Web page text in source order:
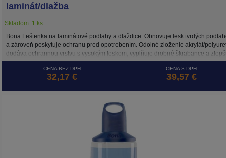
laminát/dlažba
Skladom: 1 ks
Bona Leštenka na laminátové podlahy a dlaždice. Obnovuje lesk tvrdých
a zároveň poskytuje ochranu pred opotrebením. Odolné zloženie akrylát/
dodáva ochrannou vrstvu s vysokým leskom, vyplňuje drobné škrabance a
vzhľad vašej podlahy. Používajte každé 1-4 merice, v závislosti na záťaži, aby
podlahy vyzerali ako nové. Dôležité! Pred aplikáciou produktu vždy spravte
priliehavosti. Nepoužívajte na voskované alebo olejované podlahy.
CENA BEZ DPH
32,17 €
CENA S DPH
39,57 €